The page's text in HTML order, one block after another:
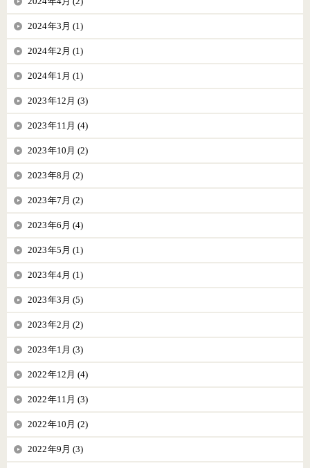
2024年3月 (1)
2024年2月 (1)
2024年1月 (1)
2023年12月 (3)
2023年11月 (4)
2023年10月 (2)
2023年8月 (2)
2023年7月 (2)
2023年6月 (4)
2023年5月 (1)
2023年4月 (1)
2023年3月 (5)
2023年2月 (2)
2023年1月 (3)
2022年12月 (4)
2022年11月 (3)
2022年10月 (2)
2022年9月 (3)